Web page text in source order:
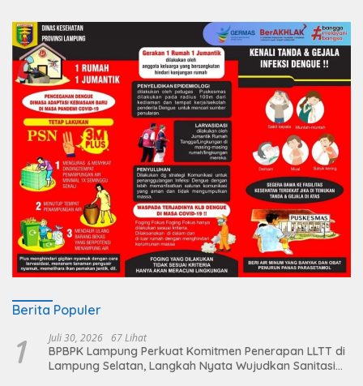
Berita Populer
1 Juli 30, 2026 67 Lihat
BPBPK Lampung Perkuat Komitmen Penerapan LLTT di
Lampung Selatan, Langkah Nyata Wujudkan Sanitasi